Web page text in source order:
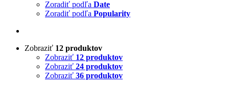
Zoradiť podľa Date
Zoradiť podľa Popularity
Zobraziť 12 produktov
Zobraziť 12 produktov
Zobraziť 24 produktov
Zobraziť 36 produktov